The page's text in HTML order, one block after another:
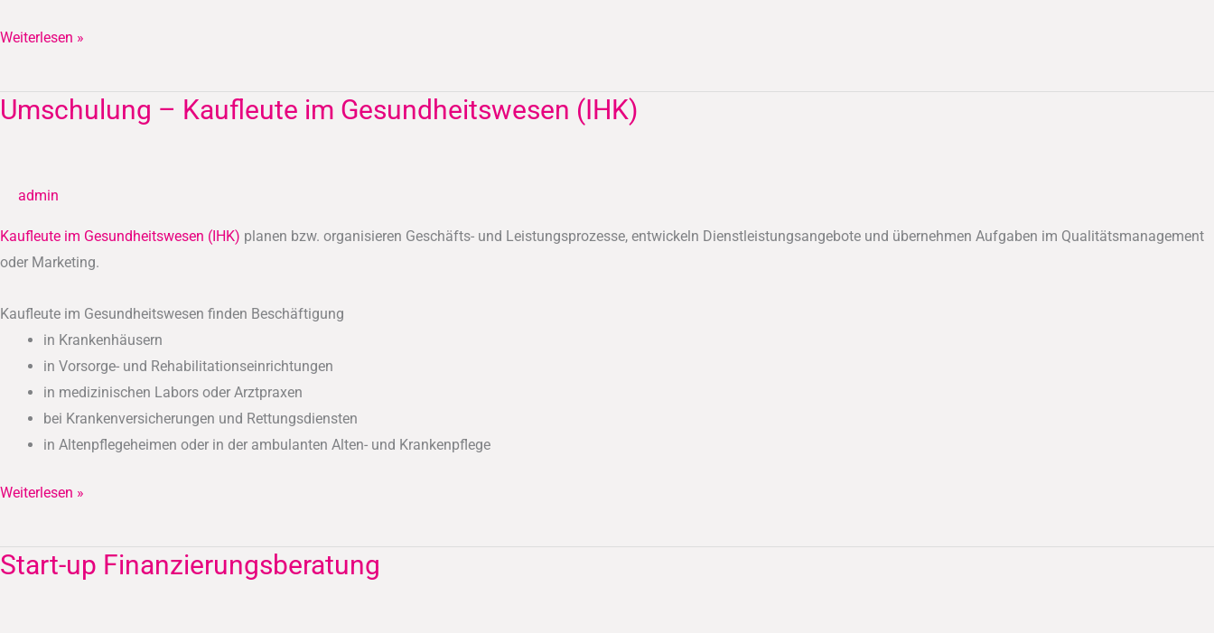
Weiterlesen »
Umschulung – Kaufleute im Gesundheitswesen (IHK)
admin
Kaufleute im Gesundheitswesen (IHK) planen bzw. organisieren Geschäfts- und Leistungsprozesse, entwickeln Dienstleistungsangebote und übernehmen Aufgaben im Qualitätsmanagement
oder Marketing.
Kaufleute im Gesundheitswesen finden Beschäftigung
in Krankenhäusern
in Vorsorge- und Rehabilitationseinrichtungen
in medizinischen Labors oder Arztpraxen
bei Krankenversicherungen und Rettungsdiensten
in Altenpflegeheimen oder in der ambulanten Alten- und Krankenpflege
Umschulung
(IHK)
Weiterlesen »
Start-up Finanzierungsberatung
Start-